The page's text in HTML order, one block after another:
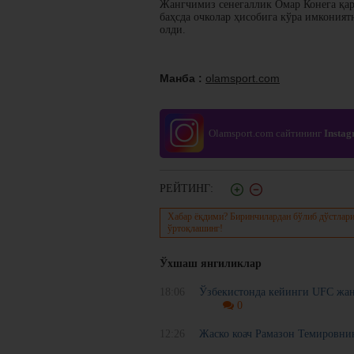
Жангчимиз сенегаллик Омар Конега
баҳсда очколар ҳисобига кўра
олди.
Манба : olamsport.com
Olamsport.com сайтининг
РЕЙТИНГ:
Хабар ёқдими? Биринчилардан бўлиб
ўртоқлашинг!
Ўхшаш янгиликлар
Ўзбекистонда кейинги UFC
0
Жаско коач Рамазон